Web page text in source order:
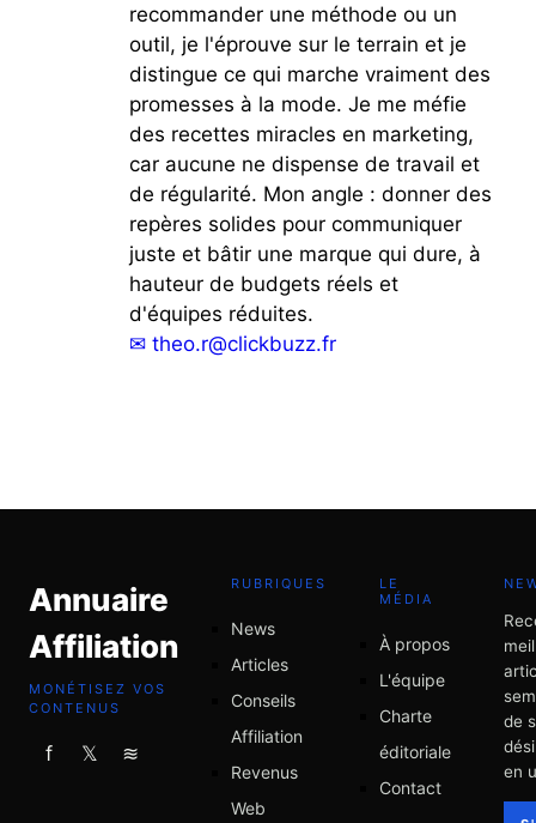
recommander une méthode ou un
outil, je l'éprouve sur le terrain et je
distingue ce qui marche vraiment des
promesses à la mode. Je me méfie
des recettes miracles en marketing,
car aucune ne dispense de travail et
de régularité. Mon angle : donner des
repères solides pour communiquer
juste et bâtir une marque qui dure, à
hauteur de budgets réels et
d'équipes réduites.
✉ theo.r@clickbuzz.fr
Annuaire
Affiliation
MONÉTISEZ VOS
CONTENUS
f 𝕏 ≋
RUBRIQUES
News
Articles
Conseils
Affiliation
Revenus
Web
LE
MÉDIA
À propos
L'équipe
Charte
éditoriale
Contact
de
en